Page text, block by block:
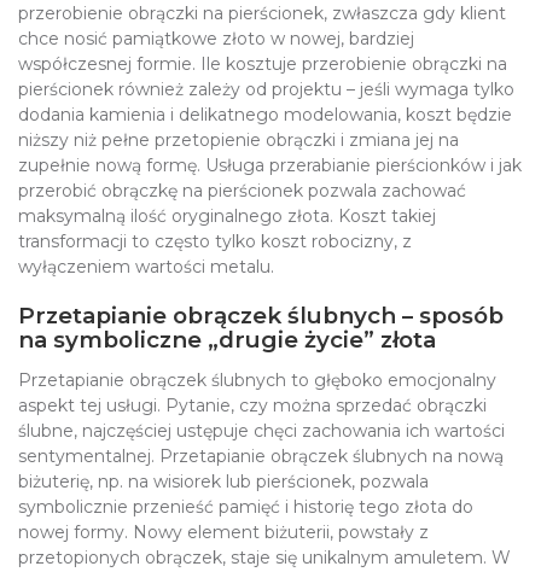
przerobienie obrączki na pierścionek, zwłaszcza gdy klient
chce nosić pamiątkowe złoto w nowej, bardziej
współczesnej formie. Ile kosztuje przerobienie obrączki na
pierścionek również zależy od projektu – jeśli wymaga tylko
dodania kamienia i delikatnego modelowania, koszt będzie
niższy niż pełne przetopienie obrączki i zmiana jej na
zupełnie nową formę. Usługa przerabianie pierścionków i jak
przerobić obrączkę na pierścionek pozwala zachować
maksymalną ilość oryginalnego złota. Koszt takiej
transformacji to często tylko koszt robocizny, z
wyłączeniem wartości metalu.
Przetapianie obrączek ślubnych – sposób
na symboliczne „drugie życie” złota
Przetapianie obrączek ślubnych to głęboko emocjonalny
aspekt tej usługi. Pytanie, czy można sprzedać obrączki
ślubne, najczęściej ustępuje chęci zachowania ich wartości
sentymentalnej. Przetapianie obrączek ślubnych na nową
biżuterię, np. na wisiorek lub pierścionek, pozwala
symbolicznie przenieść pamięć i historię tego złota do
nowej formy. Nowy element biżuterii, powstały z
przetopionych obrączek, staje się unikalnym amuletem. W